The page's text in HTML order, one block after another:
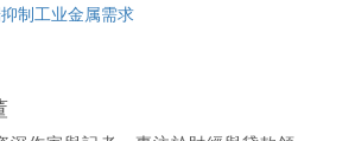
制工业金属需求